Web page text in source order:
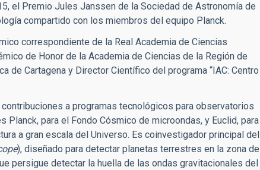
el Premio Jules Janssen de la Sociedad de Astronomía de
compartido con los miembros del equipo Planck.
correspondiente de la Real Academia de Ciencias
de Honor de la Academia de Ciencias de la Región de
de Cartagena y Director Científico del programa “IAC: Centro
a programas tecnológicos para observatorios
para el Fondo Cósmico de microondas, y Euclid, para
a gran escala del Universo. Es coinvestigador principal del
), diseñado para detectar planetas terrestres en la zona de
persigue detectar la huella de las ondas gravitacionales del